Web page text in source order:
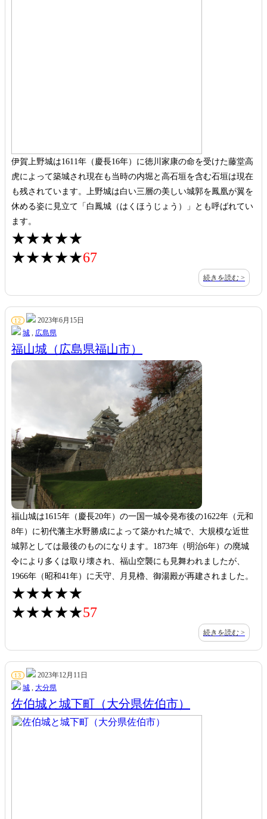
伊賀上野城は1611年（慶長16年）に徳川家康の命を受けた藤堂高
虎によって築城され現在も当時の内堀と高石垣を含む石垣は現在
も残されています。上野城は白い三層の美しい城郭を鳳凰が翼を
休める姿に見立て「白鳳城（はくほうじょう）」とも呼ばれてい
ます。
★★★★★
★★★★★67
続きを読む >
12
2023年6月15日
城 , 広島県
福山城（広島県福山市）
福山城は1615年（慶長20年）の一国一城令発布後の1622年（元和
8年）に初代藩主水野勝成によって築かれた城で、大規模な近世
城郭としては最後のものになります。1873年（明治6年）の廃城
令により多くは取り壊され、福山空襲にも見舞われましたが、
1966年（昭和41年）に天守、月見櫓、御湯殿が再建されました。
★★★★★
★★★★★57
続きを読む >
13
2023年12月11日
城
大分県
佐伯城と城下町（大分県佐伯市）